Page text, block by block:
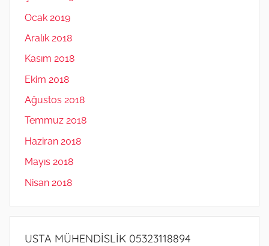
Ocak 2019
Aralık 2018
Kasım 2018
Ekim 2018
Ağustos 2018
Temmuz 2018
Haziran 2018
Mayıs 2018
Nisan 2018
USTA MÜHENDİSLİK 05323118894